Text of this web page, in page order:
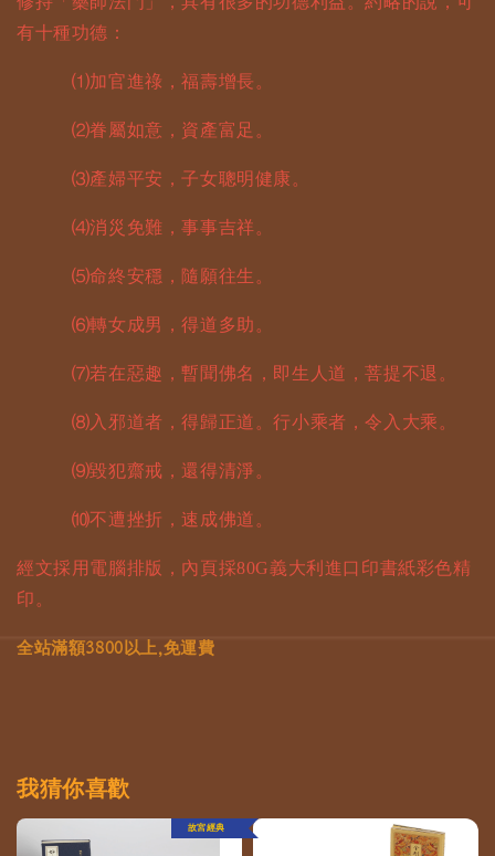
有十種功德：
⑴加官進祿，福壽增長。
⑵眷屬如意，資產富足。
⑶產婦平安，子女聰明健康。
⑷消災免難，事事吉祥。
⑸命終安穩，隨願往生。
⑹轉女成男，得道多助。
⑺若在惡趣，暫聞佛名，即生人道，菩提不退。
⑻入邪道者，得歸正道。行小乘者，令入大乘。
⑼毀犯齋戒，還得清淨。
⑽不遭挫折，速成佛道。
經文採用電腦排版，內頁採80G義大利進口印書紙彩色精
印。
全站滿額3800以上,免運費
我猜你喜歡
故宮經典